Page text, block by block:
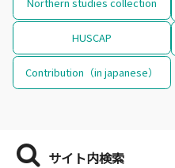
HUSCAP
Contribution（in japanese）
サイト内検索